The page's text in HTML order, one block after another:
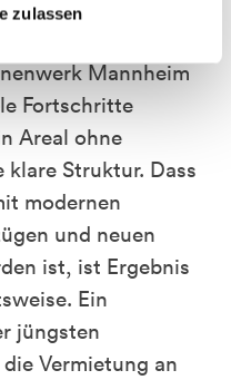
zulassen
Mannheim
Fortschritte
Areal ohne
klare Struktur. Dass
modernen
und neuen
ist, ist Ergebnis
Ein
jüngsten
Vermietung an